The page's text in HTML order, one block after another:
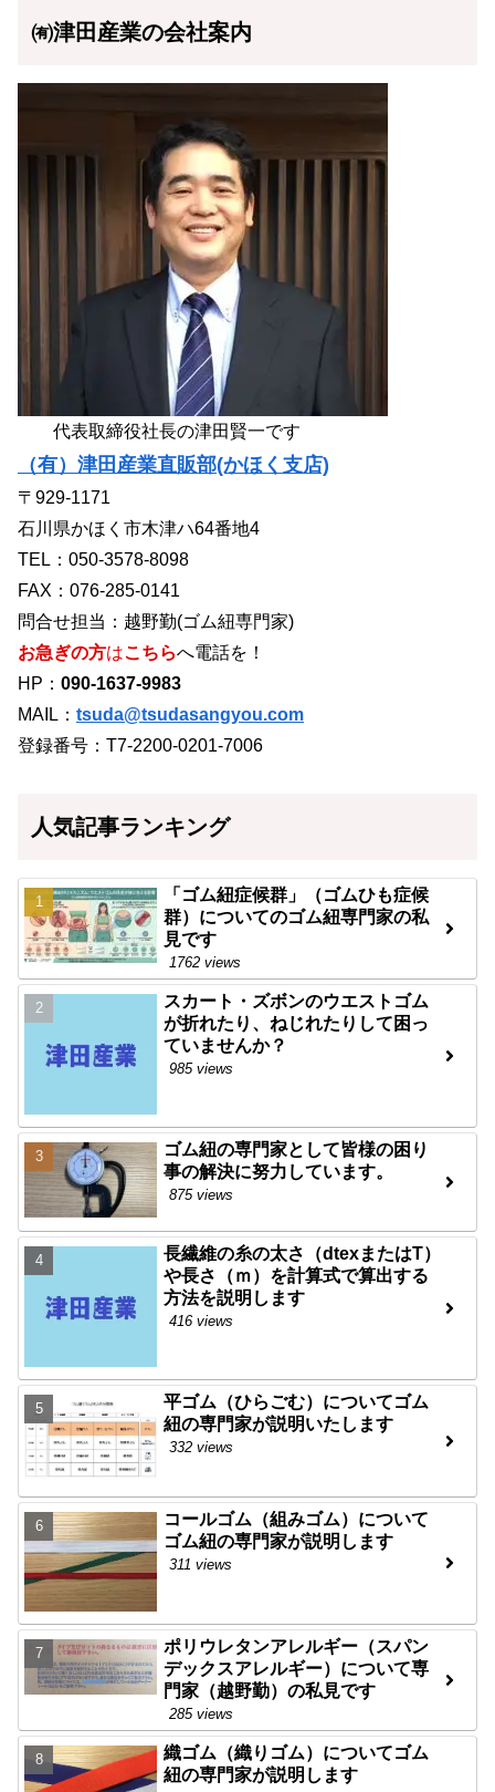
㈲津田産業の会社案内
代表取締役社長の津田賢一です
（有）津田産業直販部(かほく支店)
〒929-1171
石川県かほく市木津ハ64番地4
TEL：050-3578-8098
FAX：076-285-0141
問合せ担当：越野勤(ゴム紐専門家)
お急ぎの方はこちらへ電話を！
HP： 090-1637-9983
MAIL： tsuda@tsudasangyou.com
登録番号：T7-2200-0201-7006
人気記事ランキング
「ゴム紐症候群」（ゴムひも症候
群）についてのゴム紐専門家の私
見です
1762 views
スカート・ズボンのウエストゴム
が折れたり、ねじれたりして困っ
ていませんか？
985 views
ゴム紐の専門家として皆様の困り
事の解決に努力しています。
875 views
長繊維の糸の太さ（dtexまたはT）
や長さ（ｍ）を計算式で算出する
方法を説明します
416 views
平ゴム（ひらごむ）についてゴム
紐の専門家が説明いたします
332 views
コールゴム（組みゴム）について
ゴム紐の専門家が説明します
311 views
ポリウレタンアレルギー（スパン
デックスアレルギー）について専
門家（越野勤）の私見です
285 views
織ゴム（織りゴム）についてゴム
紐の専門家が説明します